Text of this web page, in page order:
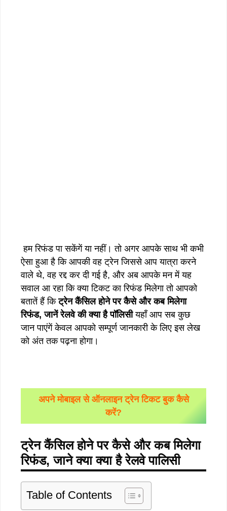
हम रिफंड पा सकेंगें या नहीं। तो अगर आपके साथ भी कभी
ऐसा हुआ है कि आपकी वह ट्रेन जिससे आप यात्रा करने
वाले थे, वह रद्द कर दी गई है, और अब आपके मन में यह
सवाल आ रहा कि क्या टिकट का रिफंड मिलेगा तो आपको
बतातें हैं किट्रेन कैंसिल होने पर कैसे और कब मिलेगा
रिफंड,जानें रेलवे की क्या है पॉलिसीयहाँ आप सब कुछ
जान पाएंगें केवल आपको सम्पूर्ण जानकारी के लिए इस लेख
को अंत तक पढ़ना होगा।
अपने मोबाइल से ऑनलाइन ट्रेन टिकट बुक कैसे
करें?
ट्रेन कैंसिल होने पर कैसे और कब मिलेगा
रिफंड, जाने क्या क्या है रेलवे पालिसी
Table of Contents